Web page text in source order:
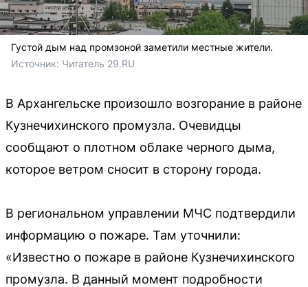
Густой дым над промзоной заметили местные жители.
Источник: Читатель 29.RU
В Архангельске произошло возгорание в районе
Кузнечихинского промузла. Очевидцы
сообщают о плотном облаке черного дыма,
которое ветром сносит в сторону города.
В региональном управлении МЧС подтвердили
информацию о пожаре. Там уточнили:
«Известно о пожаре в районе Кузнечихинского
промузла. В данный момент подробности